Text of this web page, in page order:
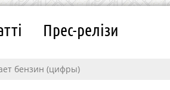
Прес-релізи
бензин (цифры)